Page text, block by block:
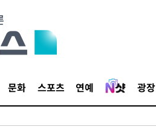
문화 스포츠 연예 광장